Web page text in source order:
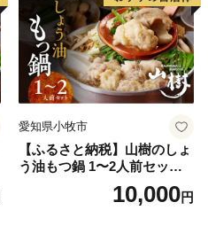
愛知県小牧市
【ふるさと納税】山樹のしょ
う油もつ鍋 1〜2人前セット
山樹 国産 牛もつ ホルモン モ
ツ オンライン飲み会 ホーム
10,000円